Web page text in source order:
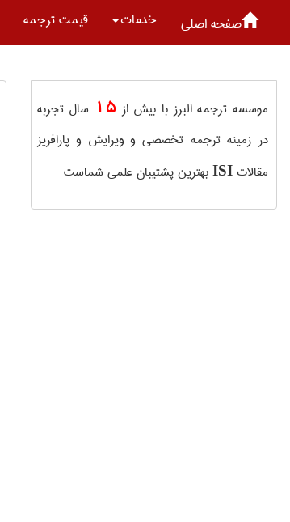
صفحه اصلی خدمات قیمت ترجمه
موسسه ترجمه البرز با بیش از15 سال تجربه
در زمینه ترجمه تخصصی و ویرایش و پارافریز
مقالات ISI بهترین پشتیبان علمی شماست